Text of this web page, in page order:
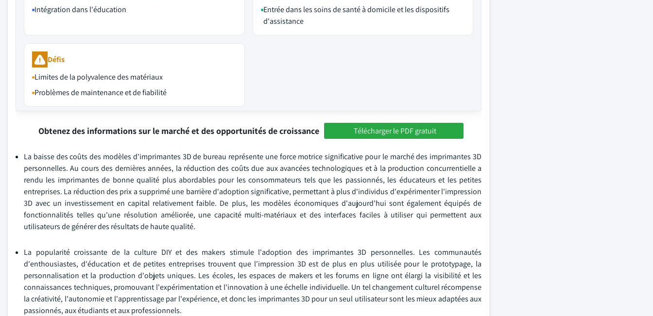
Intégration dans l'éducation
Entrée dans les soins de santé à domicile et les dispositifs
d'assistance
Défis
Limites de la polyvalence des matériaux
Problèmes de maintenance et de fiabilité
Obtenez des informations sur le marché et des opportunités de croissance Télécharger le PDF gratuit
La baisse des coûts des modèles d'imprimantes 3D de bureau représente une force motrice significative pour le marché des imprimantes 3D
personnelles. Au cours des dernières années, la réduction des coûts due aux avancées technologiques et à la production concurrentielle a
rendu les imprimantes de bonne qualité plus abordables pour les consommateurs tels que les passionnés, les éducateurs et les petites
entreprises. La réduction des prix a supprimé une barrière d'adoption significative, permettant à plus d'individus d'expérimenter l'impression
3D avec un investissement en capital relativement faible. De plus, les modèles économiques d'aujourd'hui sont également équipés de
fonctionnalités telles qu'une résolution améliorée, une capacité multi-matériaux et des interfaces faciles à utiliser qui permettent aux
utilisateurs de générer des résultats de haute qualité.
La popularité croissante de la culture DIY et des makers stimule l'adoption des imprimantes 3D personnelles. Les communautés
d'enthousiastes, d'éducation et de petites entreprises trouvent que l'impression 3D est de plus en plus utilisée pour le prototypage, la
personnalisation et la production d'objets uniques. Les écoles, les espaces de makers et les forums en ligne ont élargi la visibilité et les
connaissances techniques, promouvant l'expérimentation et l'innovation à une échelle individuelle. Un tel changement culturel récompense
la créativité, l'autonomie et l'apprentissage par l'expérience, et donc les imprimantes 3D pour un seul utilisateur sont les mieux adaptées aux
passionnés, aux étudiants et aux professionnels.